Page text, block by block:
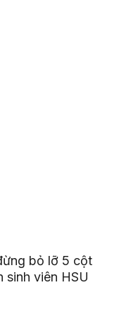
bỏ lỡ 5 cột
sinh viên HSU